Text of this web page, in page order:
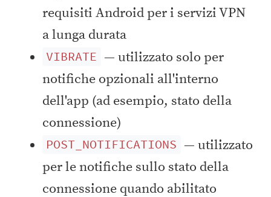
requisiti Android per i servizi VPN
a lunga durata
VIBRATE — utilizzato solo per
notifiche opzionali all'interno
dell'app (ad esempio, stato della
connessione)
POST_NOTIFICATIONS — utilizzato
per le notifiche sullo stato della
connessione quando abilitato